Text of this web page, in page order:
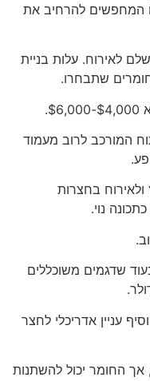
המחפשים להרחיב את
לאירוח. עלות בניית
שתבחרו.
המורכב לרוב מעמוד
בחצרות
נוי.
לעלות רק 500 דולר בעוד שדגמים משוכללים
עניין אדריכלי לחצר
אך החומר יכול להשתנות